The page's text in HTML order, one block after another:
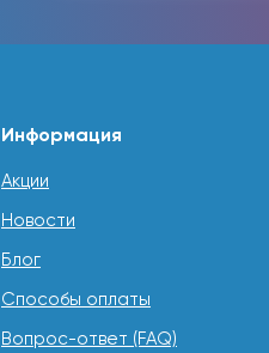
Информация
Акции
Новости
Блог
Способы оплаты
Вопрос-ответ (FAQ)